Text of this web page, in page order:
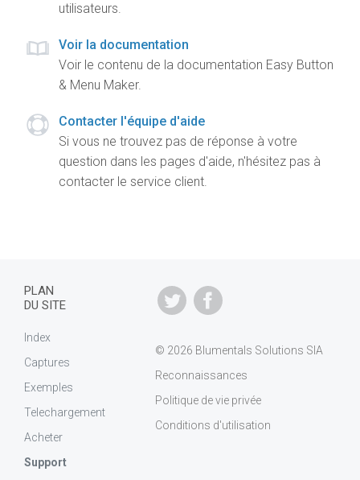
utilisateurs.
Voir la documentation
Voir le contenu de la documentation Easy Button
& Menu Maker.
Contacter l'équipe d'aide
Si vous ne trouvez pas de réponse à votre
question dans les pages d'aide, n'hésitez pas à
contacter le service client.
© 2026 Blumentals Solutions SIA
Reconnaissances
Politique de vie privée
Conditions d'utilisation
PLAN
DU SITE
Index
Captures
Exemples
Telechargement
Acheter
Support